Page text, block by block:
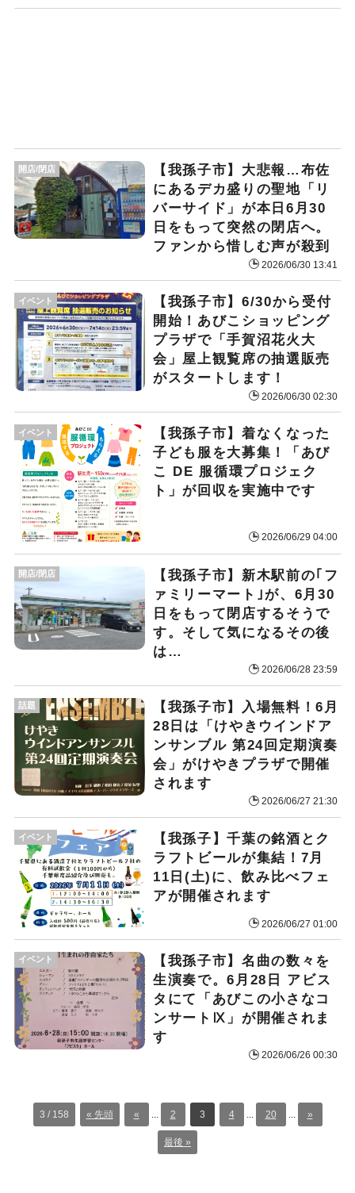
​【我孫子市】大悲報…布佐
にあるデカ盛りの聖地「リ
バーサイド」が本日6月30
日をもって突然の閉店へ。
ファンから惜しむ声が殺到
2026/06/30 13:41
開店/閉店
​【我孫子市】6/30から受付
開始！あびこショッピング
プラザで「手賀沼花火大
会」屋上観覧席の抽選販売
がスタートします！
2026/06/30 02:30
イベント
【我孫子市】​着なくなった
子ども服を大募集！「あび
こ DE 服循環プロジェク
ト」が回収を実施中です
2026/06/29 04:00
イベント
【我孫子市】新木駅前の｢フ
ァミリーマート｣が、6月30
日をもって閉店するそうで
す。そして気になるその後
は…
2026/06/28 23:59
開店/閉店
​【我孫子市】入場無料！6月
28日は「けやきウインドア
ンサンブル 第24回定期演奏
会」がけやきプラザで開催
されます
2026/06/27 21:30
話題
​【我孫子】千葉の銘酒とク
ラフトビールが集結！7月
11日(土)に、飲み比べフェ
アが開催されます
2026/06/27 01:00
イベント
​【我孫子市】名曲の数々を
生演奏で。6月28日 アビス
タにて「あびこの小さなコ
ンサートⅨ」が開催されま
す
2026/06/26 00:30
イベント
3 / 158 « 先頭 « ... 2 3 4 ... 20 ... »
最後 »